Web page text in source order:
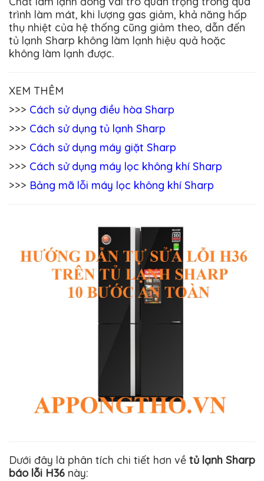
trình làm mát, khi lượng gas giảm, khả năng hấp
thụ nhiệt của hệ thống cũng giảm theo, dẫn đến
tủ lạnh Sharp không làm lạnh hiệu quả hoặc
không làm lạnh được.
XEM THÊM
>>> Cách sử dụng điều hòa Sharp
>>> Cách sử dụng tủ lạnh Sharp
>>> Cách sử dụng máy giặt Sharp
>>> Cách sử dụng máy lọc không khí Sharp
>>> Bảng mã lỗi máy lọc không khí Sharp
Dưới đây là phân tích chi tiết hơn về tủ lạnh Sharp
báo lỗi H36 này: